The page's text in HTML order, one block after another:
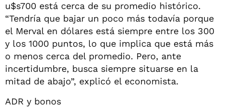
u$s700 está cerca de su promedio histórico.
“Tendría que bajar un poco más todavía porque
el Merval en dólares está siempre entre los 300
y los 1000 puntos, lo que implica que está más
o menos cerca del promedio. Pero, ante
incertidumbre, busca siempre situarse en la
mitad de abajo”, explicó el economista.
ADR y bonos